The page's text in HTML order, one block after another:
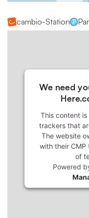
cambio-Station
We need
This content
trackers that
The website
with their
of
Powered